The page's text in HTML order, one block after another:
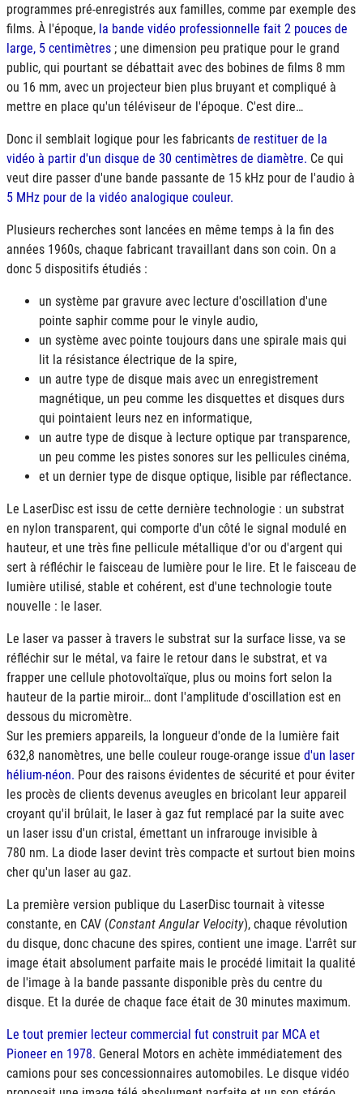
programmes pré-enregistrés aux familles, comme par exemple des
films. À l'époque, la bande vidéo professionnelle fait 2 pouces de
large, 5 centimètres ; une dimension peu pratique pour le grand
public, qui pourtant se débattait avec des bobines de films 8 mm
ou 16 mm, avec un projecteur bien plus bruyant et compliqué à
mettre en place qu'un téléviseur de l'époque. C'est dire…
Donc il semblait logique pour les fabricants de restituer de la
vidéo à partir d'un disque de 30 centimètres de diamètre. Ce qui
veut dire passer d'une bande passante de 15 kHz pour de l'audio à
5 MHz pour de la vidéo analogique couleur.
Plusieurs recherches sont lancées en même temps à la fin des
années 1960s, chaque fabricant travaillant dans son coin. On a
donc 5 dispositifs étudiés :
un système par gravure avec lecture d'oscillation d'une
pointe saphir comme pour le vinyle audio,
un système avec pointe toujours dans une spirale mais qui
lit la résistance électrique de la spire,
un autre type de disque mais avec un enregistrement
magnétique, un peu comme les disquettes et disques durs
qui pointaient leurs nez en informatique,
un autre type de disque à lecture optique par transparence,
un peu comme les pistes sonores sur les pellicules cinéma,
et un dernier type de disque optique, lisible par réflectance.
Le LaserDisc est issu de cette dernière technologie : un substrat
en nylon transparent, qui comporte d'un côté le signal modulé en
hauteur, et une très fine pellicule métallique d'or ou d'argent qui
sert à réfléchir le faisceau de lumière pour le lire. Et le faisceau de
lumière utilisé, stable et cohérent, est d'une technologie toute
nouvelle : le laser.
Le laser va passer à travers le substrat sur la surface lisse, va se
réfléchir sur le métal, va faire le retour dans le substrat, et va
frapper une cellule photovoltaïque, plus ou moins fort selon la
hauteur de la partie miroir… dont l'amplitude d'oscillation est en
dessous du micromètre.
Sur les premiers appareils, la longueur d'onde de la lumière fait
632,8 nanomètres, une belle couleur rouge-orange issue d'un laser
hélium-néon. Pour des raisons évidentes de sécurité et pour éviter
les procès de clients devenus aveugles en bricolant leur appareil
croyant qu'il brûlait, le laser à gaz fut remplacé par la suite avec
un laser issu d'un cristal, émettant un infrarouge invisible à
780 nm. La diode laser devint très compacte et surtout bien moins
cher qu'un laser au gaz.
La première version publique du LaserDisc tournait à vitesse
constante, en CAV (Constant Angular Velocity), chaque révolution
du disque, donc chacune des spires, contient une image. L'arrêt sur
image était absolument parfaite mais le procédé limitait la qualité
de l'image à la bande passante disponible près du centre du
disque. Et la durée de chaque face était de 30 minutes maximum.
Le tout premier lecteur commercial fut construit par MCA et
Pioneer en 1978. General Motors en achète immédiatement des
camions pour ses concessionnaires automobiles. Le disque vidéo